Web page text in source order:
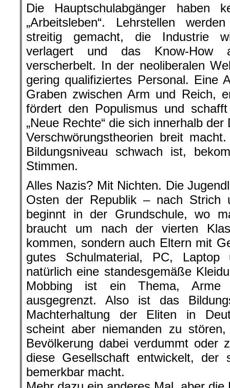
Die Hauptschulabgänger haben
„Arbeitsleben“. Lehrstellen
streitig gemacht, die Industrie
verlagert und das Know-How
verscherbelt. In der neoliberalen
gering qualifiziertes Personal. Eine
Graben zwischen Arm und Reich,
fördert den Populismus und
„Neue Rechte“ die sich innerhalb
Verschwörungstheorien breit
Bildungsniveau schwach ist,
Stimmen.
Alles Nazis? Mit Nichten. Die
Osten der Republik – nach Strich
beginnt in der Grundschule, wo
braucht um nach der vierten
kommen, sondern auch Eltern mit
gutes Schulmaterial, PC,
natürlich eine standesgemäße
Mobbing ist ein Thema, Arme
ausgegrenzt. Also ist das
Machterhaltung der Eliten in
scheint aber niemanden zu
Bevölkerung dabei verdummt oder
diese Gesellschaft entwickelt,
bemerkbar macht.